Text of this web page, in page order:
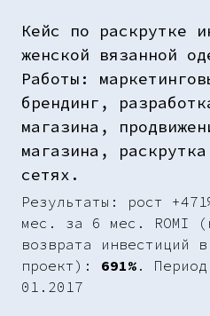
Кейс по раскрутке
женской вязанной
Работы:
брендинг,
магазина,
магазина,
сетях.
Результаты: рост
мес. за 6 мес. ROMI
возврата инвестиций
проект): 691% .
01.2017